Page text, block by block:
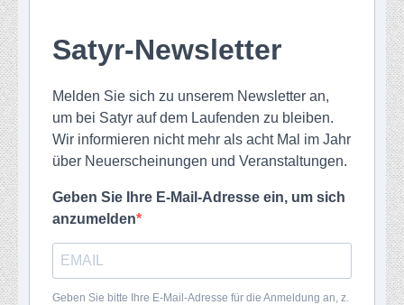
Satyr-Newsletter
Melden Sie sich zu unserem Newsletter an,
um bei Satyr auf dem Laufenden zu bleiben.
Wir informieren nicht mehr als acht Mal im Jahr
über Neuerscheinungen und Veranstaltungen.
Geben Sie Ihre E-Mail-Adresse ein, um sich
anzumelden
Geben Sie bitte Ihre E-Mail-Adresse für die Anmeldung an, z.